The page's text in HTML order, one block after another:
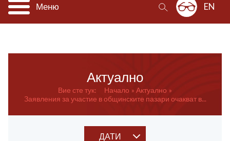
Меню EN
Актуално
Вие сте тук: Начало
Актуално
Заявления за участие в общинските пазари очакват в...
ДАТИ